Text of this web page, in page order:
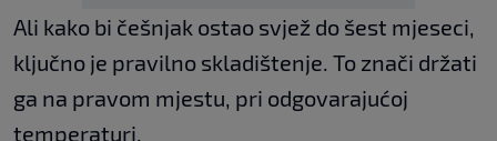
Ali kako bi češnjak ostao svjež do šest mjeseci,
ključno je pravilno skladištenje. To znači držati
ga na pravom mjestu, pri odgovarajućoj
temperaturi.